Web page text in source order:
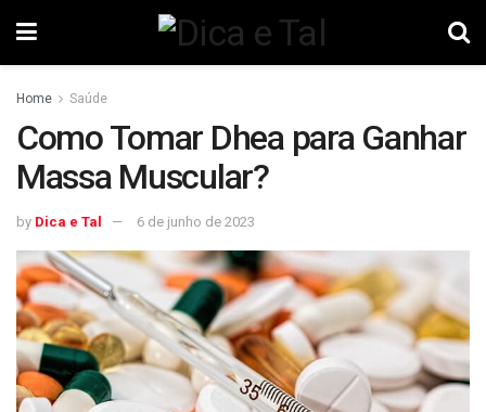
Home Saúde
Como Tomar Dhea para Ganhar
Massa Muscular?
by Dica e Tal 6 de junho de 2023